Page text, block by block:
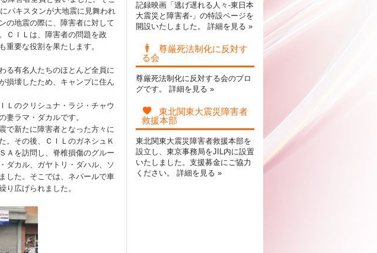
パキスタンが大地震に見舞われ
の地震の際に、障害者に対して
ＣＩＬは、障害者の問題を政
重要な役割を果たします。
る有名人たちのほとんど全員に
損壊したため、キャンプに住ん
Ｌのクリシュナ・ラジ・チャウ
妻ラマ・ダカルです。
で新たに障害者となった方々に
。その後、ＣＩＬのガネシュＫ
Ａを訪問し、脊椎損傷のグルー
ダカル、ガヤトリ・ダハル、ソ
した。そこでは、ネパールで車
り広げられました。
記録映画「逃げ遅れる人々-東日本
大震災と障害者-」の特設ページを
開設いたしました。 詳細を見る »
尊厳死法制化に反対す
る会
尊厳死法制化に反対する会のブロ
グです。 詳細を見る »
東北関東大震災障害者
救援本部
東北関東大震災障害者救援本部を
設立し、東京事務局をJIL内に設置
いたしました。支援募金にご協力
ください。 詳細を見る »